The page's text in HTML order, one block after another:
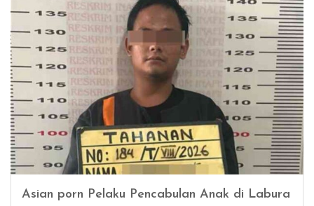
Asian porn Pelaku Pencabulan Anak di Labura